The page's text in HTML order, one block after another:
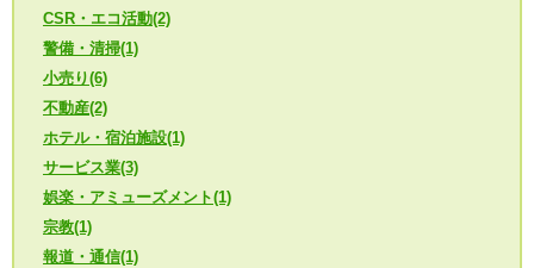
CSR・エコ活動(2)
警備・清掃(1)
小売り(6)
不動産(2)
ホテル・宿泊施設(1)
サービス業(3)
娯楽・アミューズメント(1)
宗教(1)
報道・通信(1)